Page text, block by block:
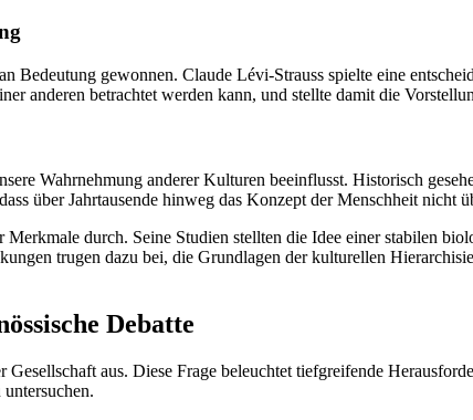
gewonnen. Claude Lévi-Strauss spielte eine
anderen betrachtet werden kann, und stellte damit die
Wahrnehmung anderer Kulturen beeinflusst. Historisch
über Jahrtausende hinweg das Konzept der Menschheit nicht
durch. Seine Studien stellten die Idee einer stabilen
trugen dazu bei, die Grundlagen der kulturellen
Debatte
aus. Diese Frage beleuchtet tiefgreifende